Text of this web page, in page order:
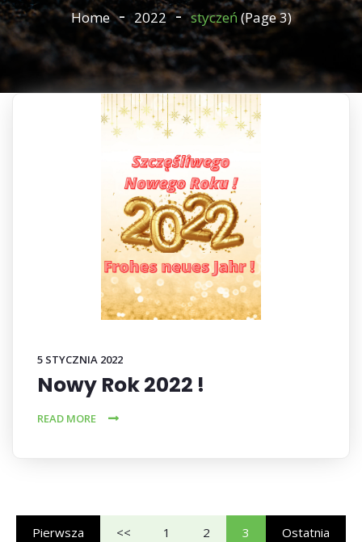
Home 2022 styczeń (Page 3)
5 STYCZNIA 2022
Nowy Rok 2022 !
READ MORE
Pierwsza << 1 2 3 Ostatnia